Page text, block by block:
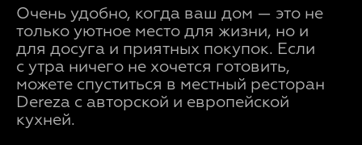
Очень удобно, когда ваш дом — это не
только уютное место для жизни, но и
для досуга и приятных покупок. Если
с утра ничего не хочется готовить,
можете спуститься в местный ресторан
Dereza с авторской и европейской
кухней.